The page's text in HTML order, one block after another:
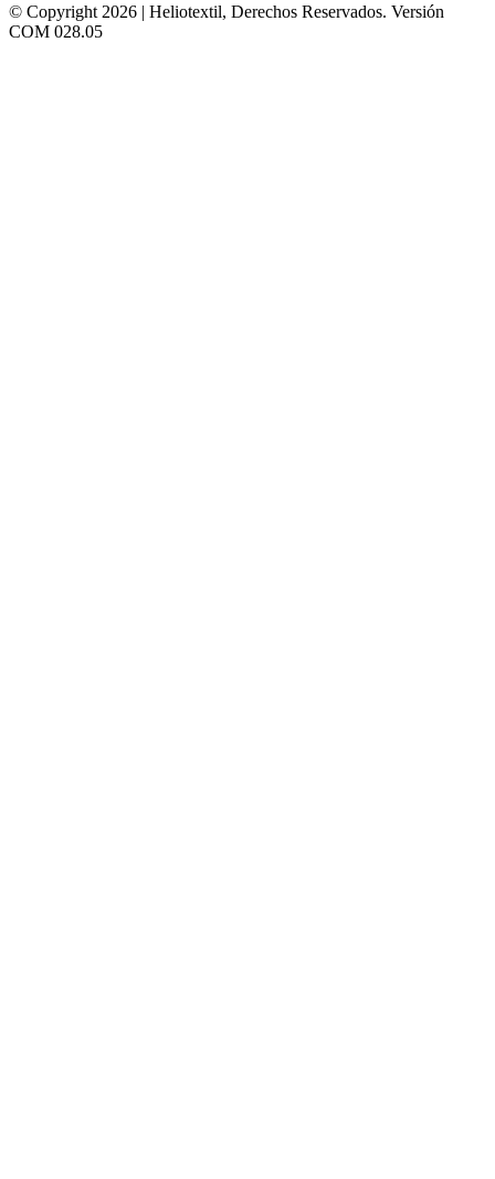
© Copyright 2026 | Heliotextil, Derechos Reservados. Versión
COM 028.05